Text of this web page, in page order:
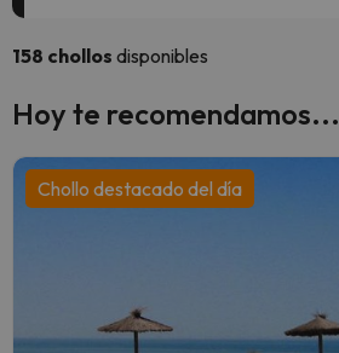
158 chollos disponibles
Hoy te recomendamos...
Chollo destacado del día